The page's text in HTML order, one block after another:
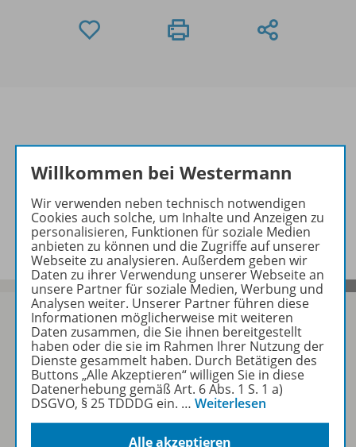
Informationen
Beschreibung
Sofort profitieren
Zum Newsletter anmelden
Willkommen bei Westermann
Wir verwenden neben technisch notwendigen
Cookies auch solche, um Inhalte und Anzeigen zu
personalisieren, Funktionen für soziale Medien
anbieten zu können und die Zugriffe auf unserer
Webseite zu analysieren. Außerdem geben wir
Daten zu ihrer Verwendung unserer Webseite an
unsere Partner für soziale Medien, Werbung und
Analysen weiter. Unserer Partner führen diese
Informationen möglicherweise mit weiteren
Daten zusammen, die Sie ihnen bereitgestellt
haben oder die sie im Rahmen Ihrer Nutzung der
Dienste gesammelt haben. Durch Betätigen des
Buttons „Alle Akzeptieren“ willigen Sie in diese
Datenerhebung gemäß Art. 6 Abs. 1 S. 1 a)
DSGVO, § 25 TDDDG ein. … Weiterlesen
Alle akzeptieren